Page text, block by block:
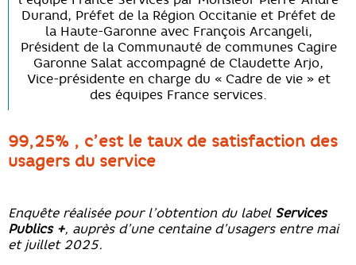
Durand, Préfet de la Région Occitanie et Préfet de
la Haute-Garonne avec François Arcangeli,
Président de la Communauté de communes Cagire
Garonne Salat accompagné de Claudette Arjo,
Vice-présidente en charge du « Cadre de vie » et
des équipes France services.
99,25% , c’est le taux de satisfaction des
usagers du service
Enquête réalisée pour l’obtention du label Services
Publics +, auprès d’une centaine d’usagers entre mai
et juillet 2025.